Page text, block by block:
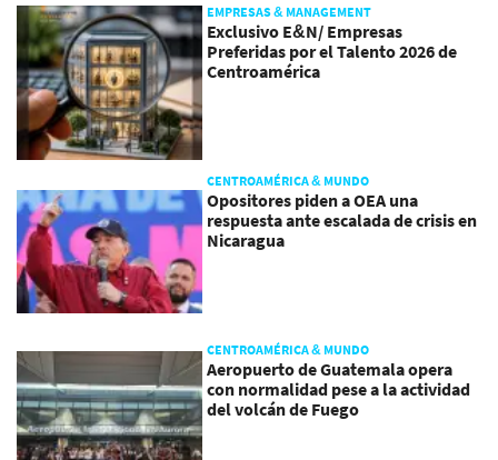
EMPRESAS & MANAGEMENT
Exclusivo E&N/ Empresas
Preferidas por el Talento 2026 de
Centroamérica
CENTROAMÉRICA & MUNDO
Opositores piden a OEA una
respuesta ante escalada de crisis en
Nicaragua
CENTROAMÉRICA & MUNDO
Aeropuerto de Guatemala opera
con normalidad pese a la actividad
del volcán de Fuego